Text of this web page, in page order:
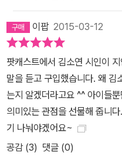
이팝2015-03-12
팟캐스트에서 김소연 시인이
말을 듣고 구입했습니다. 왜 김
는지 알겠더라고요 ^^ 아이들
의미있는 관점을 선물해 줍니
기 나눠야겠어요~
공감 (3) 댓글 (0)